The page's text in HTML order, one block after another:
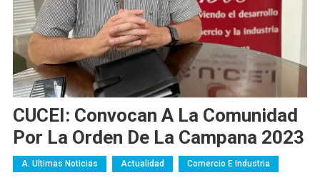
CUCEI: Convocan A La Comunidad
Por La Orden De La Campana 2023
A. Ultimas Noticias Actualidad Comercio E Industria